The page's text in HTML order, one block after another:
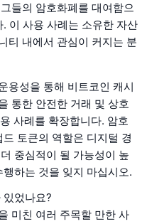
들의 암호화폐를 대여함으
이 사용 사례는 소유한 자산
티 내에서 관심이 커지는 분
용성을 통해 비트코인 캐시
통한 안전한 거래 및 상호
사례를 확장합니다. 암호
토큰의 역할은 디지털 경
중심적이 될 가능성이 높
하는 것을 잊지 마십시오.
었나요?
미친 여러 주목할 만한 사